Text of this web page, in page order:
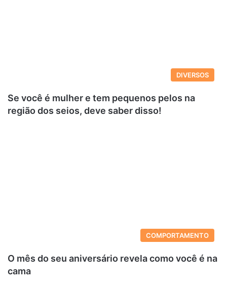
DIVERSOS
Se você é mulher e tem pequenos pelos na
região dos seios, deve saber disso!
COMPORTAMENTO
O mês do seu aniversário revela como você é na
cama